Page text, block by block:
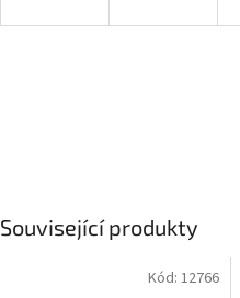
Související produkty
Kód: 12766